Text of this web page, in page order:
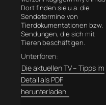
Dort finden sie u.a. die
Sendetermine von
Tierdokumentationen bzw.
Sendungen, die sich mit
Tieren beschäftigen.
Unterforen:
Die aktuellen TV – Tipps im
Detail als PDF
herunterladen